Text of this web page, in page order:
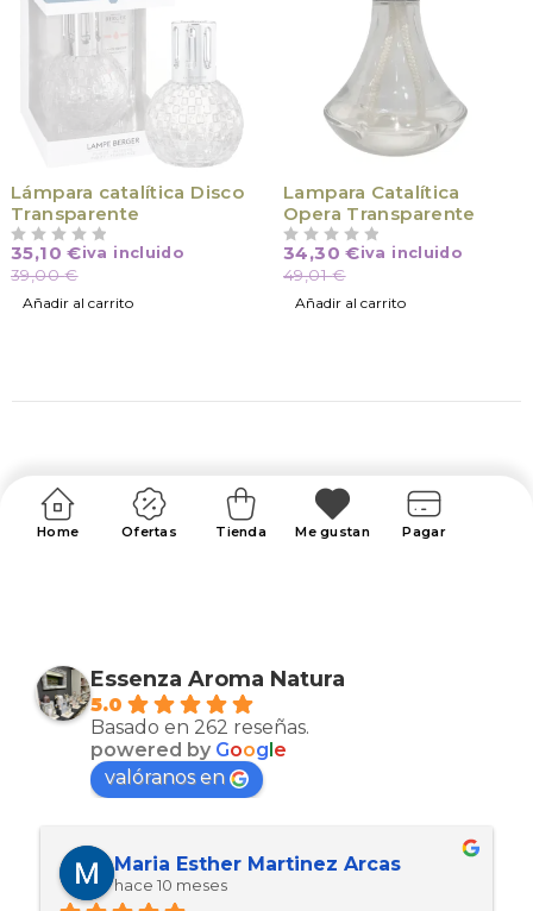
Lámpara catalítica Disco
Transparente
39,00€
35,10€iva incluido
Añadir al carrito
Lampara Catalítica
Opera Transparente
49,01€
34,30€iva incluido
Añadir al carrito
Home Ofertas Tienda Me gustan Pagar
Essenza Aroma Natura
5.0
Basado en 262 reseñas.
powered by Goog e
valóranos en
Maria Esther Martinez Arcas
hace 10 meses